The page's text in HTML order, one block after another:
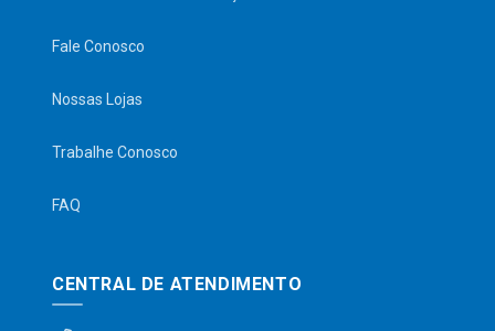
Fale Conosco
Nossas Lojas
Trabalhe Conosco
FAQ
CENTRAL DE ATENDIMENTO